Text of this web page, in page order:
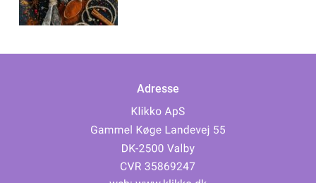
Adresse